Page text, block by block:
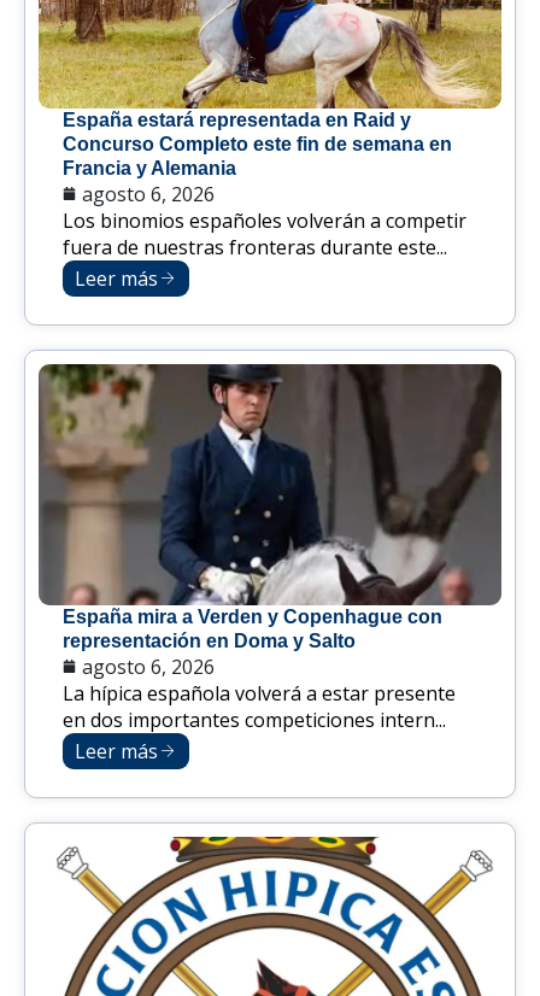
España estará representada en Raid y
Concurso Completo este fin de semana en
Francia y Alemania
agosto 6, 2026
Los binomios españoles volverán a competir
fuera de nuestras fronteras durante este...
Leer más
España mira a Verden y Copenhague con
representación en Doma y Salto
agosto 6, 2026
La hípica española volverá a estar presente
en dos importantes competiciones intern...
Leer más